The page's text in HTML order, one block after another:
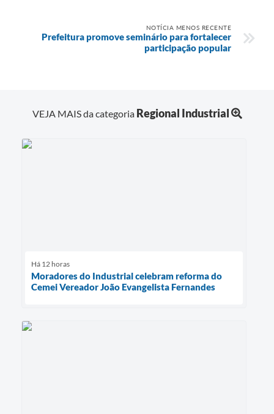
NOTÍCIA MENOS RECENTE
Prefeitura promove seminário para fortalecer
participação popular
VEJA MAIS da categoria Regional Industrial
Há 12 horas
Moradores do Industrial celebram reforma do
Cemei Vereador João Evangelista Fernandes